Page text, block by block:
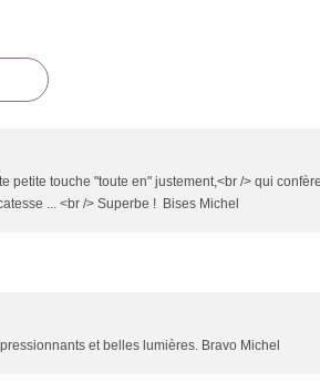
petite touche "toute en" justement,<br /> qui
... <br /> Superbe ! Bises Michel
et belles lumières. Bravo Michel